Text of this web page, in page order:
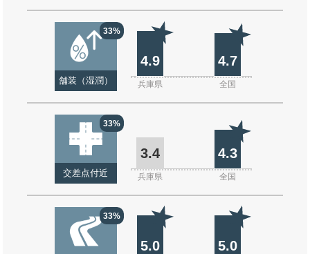
33%
舗装（湿潤）
4.9 4.7
兵庫県 全国
33%
交差点付近
3.4 4.3
兵庫県 全国
33%
5.0 5.0